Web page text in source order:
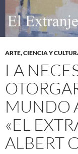
ARTE, CIENCIA Y
LA
MUNDO
«EL
ALBERT